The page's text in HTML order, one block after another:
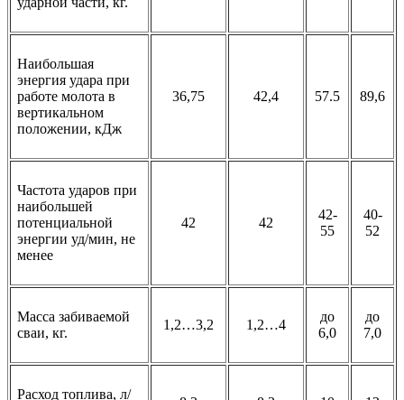
Наибольшая
энергия удара при
работе молота в
вертикальном
положении, кДж
36,75 42,4 57.5 89,6
Частота ударов при
наибольшей
потенциальной
энергии уд/мин, не
менее
42 42
42-
55
40-
52
Масса забиваемой
сваи, кг.
1,2…3,2 1,2…4
до
6,0
до
7,0
Расход топлива, л/